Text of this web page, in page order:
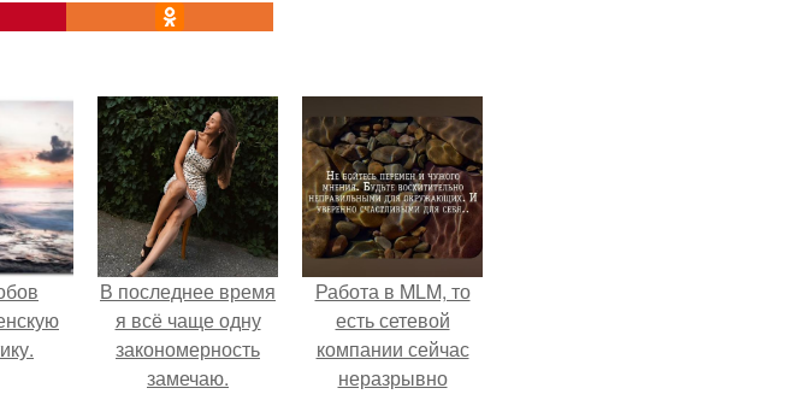
В последнее время
я всё чаще одну
закономерность
замечаю.
Работа в MLM, то
есть сетевой
компании сейчас
неразрывно